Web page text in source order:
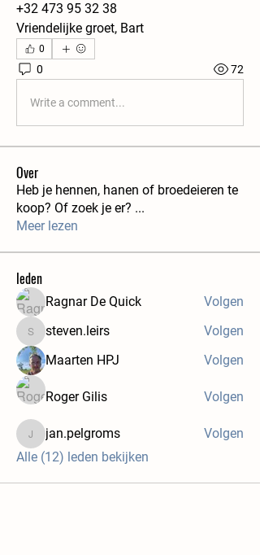
+32 473 95 32 38
Vriendelijke groet, Bart
0
0 72
Write a comment...
Over
Heb je hennen, hanen of broedeieren te
koop? Of zoek je er? ...
Meer lezen
leden
Ragnar De Quick Volgen
steven.leirs
steven.leirs
Volgen
Maarten HPJ
Volgen
Roger Gilis Volgen
jan.pelgroms
jan.pelgroms
Volgen
Alle (12) leden bekijken